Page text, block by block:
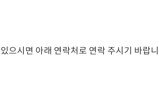
으시면 아래 연락처로 연락 주시기 바랍